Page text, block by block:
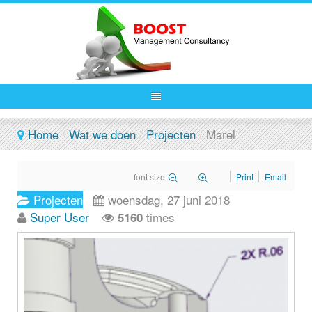
Home / Wat we doen / Projecten / Marel
font size Print Email
Projecten
woensdag, 27 juni 2018
Super User
5160 times